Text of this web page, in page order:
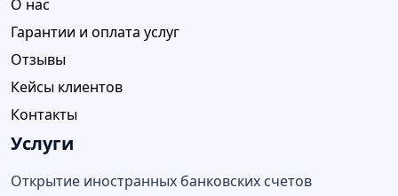
О нас
Гарантии и оплата услуг
Отзывы
Кейсы клиентов
Контакты
Услуги
Открытие иностранных банковских счетов